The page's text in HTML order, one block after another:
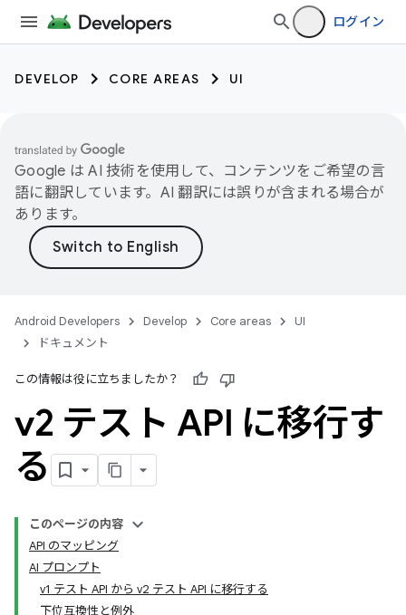
ログイン
DEVELOP CORE AREAS UI
Google は AI 技術を使用して、コンテンツをご希望の言
語に翻訳しています。AI 翻訳には誤りが含まれる場合が
あります。
Android Developers Develop Core areas
UI
ドキュメント
この情報は役に立ちましたか？
v2 テスト API に移行す
る
このページの内容
API のマッピング
AI プロンプト
v1 テスト API から v2 テスト API に移行する
下位互換性と例外